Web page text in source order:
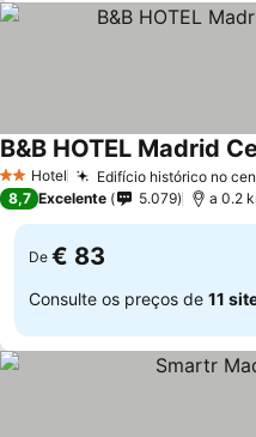
2 Estrelas
Hotel Edifício histórico no
B&B HOTEL Madrid
8,7 Excelente 5.079 a 0.2
De € 83
Consulte os preços de 11